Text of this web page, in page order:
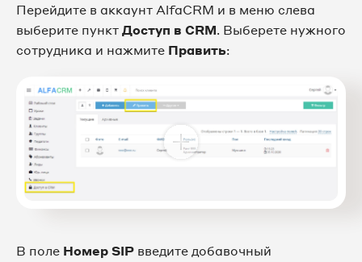
Перейдите в аккаунт AlfaCRM и в меню слева
выберите пункт Доступ в CRM. Выберете нужного
сотрудника и нажмите Править:
В поле Номер SIP введите добавочный